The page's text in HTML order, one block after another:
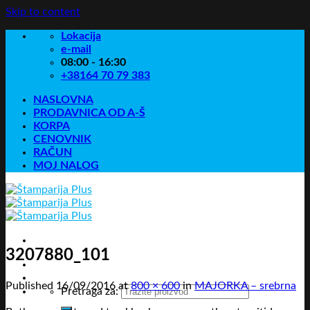
Skip to content
Lokacija
e-mail
08:00 - 16:30
+38164 70 79 383
NASLOVNA
PRODAVNICA OD A-Š
KORPA
CENOVNIK
RAČUN
MOJ NALOG
Pretraga za:
3207880_101
Published 16/09/2016 at800 × 600inMAJORKA – srebrna